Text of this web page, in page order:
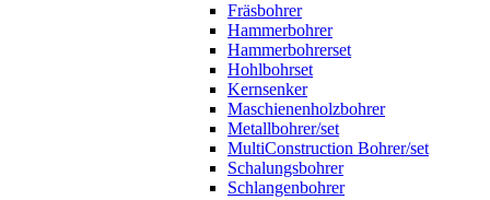
Fräsbohrer
Hammerbohrer
Hammerbohrerset
Hohlbohrset
Kernsenker
Maschienenholzbohrer
Metallbohrer/set
MultiConstruction Bohrer/set
Schalungsbohrer
Schlangenbohrer